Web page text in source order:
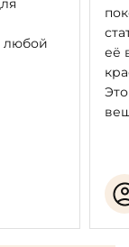
любой
её